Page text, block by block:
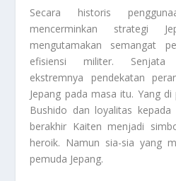
Secara historis
mencerminkan strategi
mengutamakan semangat
efisiensi militer. Senjata
ekstremnya pendekatan
Jepang pada masa itu. Yang
Bushido dan loyalitas
berakhir Kaiten menjadi
heroik. Namun sia-sia yang
pemuda Jepang.